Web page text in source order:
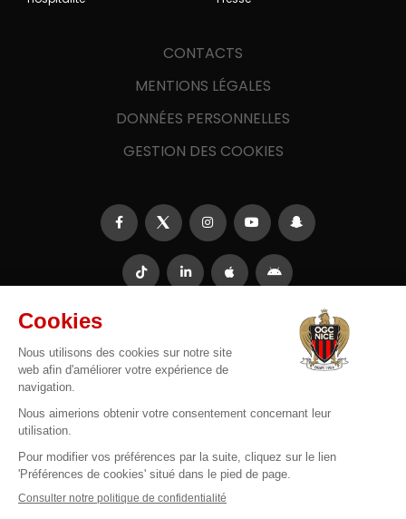
CONTACTS
MENTIONS LÉGALES
DONNÉES PERSONNELLES
GESTION DES COOKIES